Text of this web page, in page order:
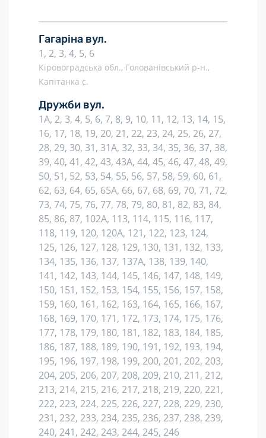
Гагаріна вул.
1, 2, 3, 4, 5, 6
Кіровоградська обл., Голованівський р-н.,
Капітанка с.
Дружби вул.
1А, 2, 3, 4, 5, 6, 7, 8, 9, 10, 11, 12, 13, 14, 15,
16, 17, 18, 19, 20, 21, 22, 23, 24, 25, 26, 27,
28, 29, 30, 31, 31А, 32, 33, 34, 35, 36, 37, 38,
39, 40, 41, 42, 43, 43А, 44, 45, 46, 47, 48, 49,
50, 51, 52, 53, 54, 55, 56, 57, 58, 59, 60, 61,
62, 63, 64, 65, 65А, 66, 67, 68, 69, 70, 71, 72,
73, 74, 75, 76, 77, 78, 79, 80, 81, 82, 83, 84,
85, 86, 87, 102А, 113, 114, 115, 116, 117,
118, 119, 120, 120А, 121, 122, 123, 124,
125, 126, 127, 128, 129, 130, 131, 132, 133,
134, 135, 136, 137, 137А, 138, 139, 140,
141, 142, 143, 144, 145, 146, 147, 148, 149,
150, 151, 152, 153, 154, 155, 156, 157, 158,
159, 160, 161, 162, 163, 164, 165, 166, 167,
168, 169, 170, 171, 172, 173, 174, 175, 176,
177, 178, 179, 180, 181, 182, 183, 184, 185,
186, 187, 188, 189, 190, 191, 192, 193, 194,
195, 196, 197, 198, 199, 200, 201, 202, 203,
204, 205, 206, 207, 208, 209, 210, 211, 212,
213, 214, 215, 216, 217, 218, 219, 220, 221,
222, 223, 224, 225, 226, 227, 228, 229, 230,
231, 232, 233, 234, 235, 236, 237, 238, 239,
240, 241, 242, 243, 244, 245, 246